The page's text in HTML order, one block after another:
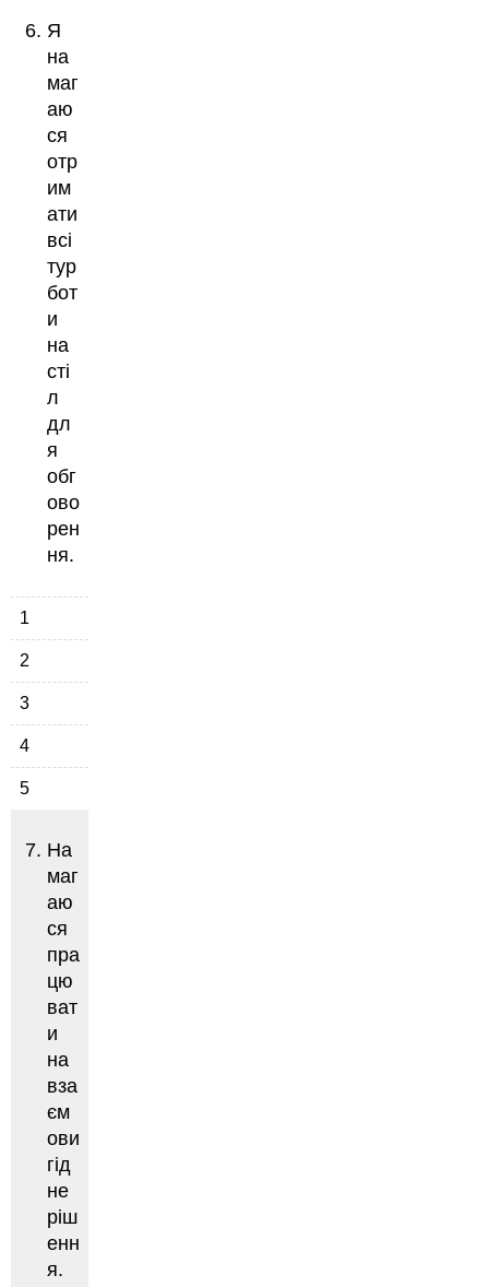
Я
на
маг
аю
ся
отр
им
ати
всі
тур
бот
и
на
сті
л
дл
я
обг
ово
рен
ня.
1
2
3
4
5
На
маг
аю
ся
пра
цю
ват
и
на
вза
єм
ови
гід
не
ріш
енн
я.